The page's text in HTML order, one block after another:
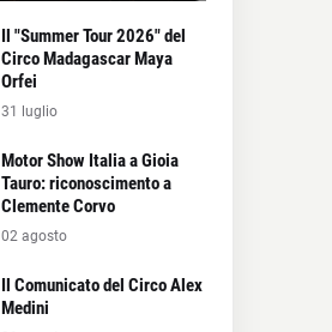
Il "Summer Tour 2026" del
Circo Madagascar Maya
Orfei
31 luglio
Motor Show Italia a Gioia
Tauro: riconoscimento a
Clemente Corvo
02 agosto
Il Comunicato del Circo Alex
Medini